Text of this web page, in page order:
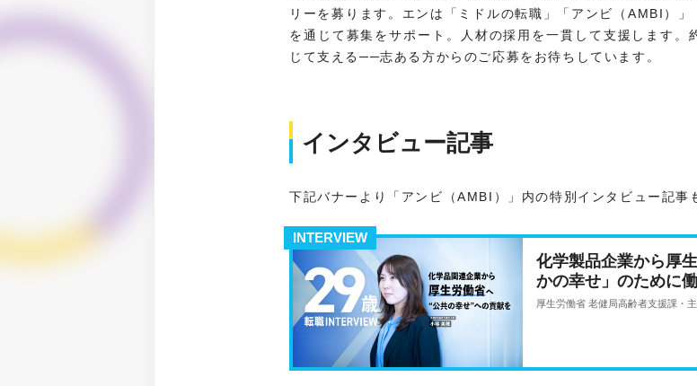
リーを募ります。エンは「ミドルの転職」「アンビ（AMBI）
を通じて募集をサポート。人材の採用を一貫して支援します。
じて支える──志ある方からのご応募をお待ちしています。
インタビュー記事
下記バナーより「アンビ（AMBI）」内の特別インタビュー記事
INTERVIEW
化学製品企業から厚
かの幸せ」のために
厚生労働省 老健局高齢者支援課・